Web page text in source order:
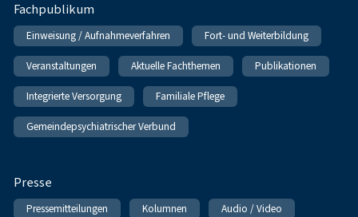
Fachpublikum
Einweisung / Aufnahmeverfahren Fort- und Weiterbildung
Veranstaltungen Aktuelle Fachthemen Publikationen
Integrierte Versorgung Familiale Pflege
Gemeindepsychiatrischer Verbund
Presse
Pressemitteilungen Kolumnen Audio / Video